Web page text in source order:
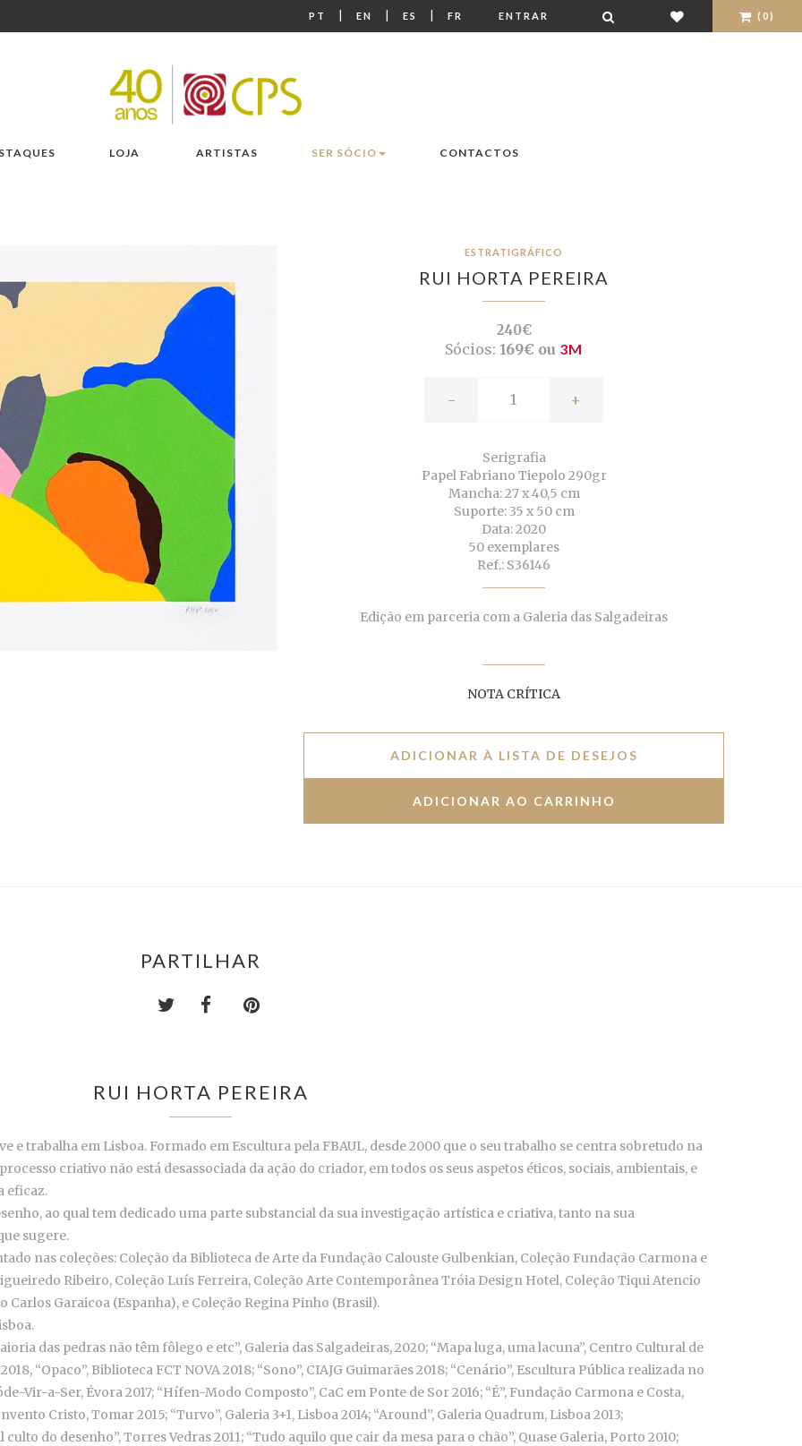
PT | EN | ES | FR ENTRAR (0)
LOJA ARTISTAS SER SÓCIO CONTACTOS
ESTRATIGRÁFICO
RUI HORTA PEREIRA
240€
Sócios: 169€ ou 3M
- +
Serigrafia
Papel Fabriano Tiepolo 290gr
Mancha: 27 x 40,5 cm
Suporte: 35 x 50 cm
Data: 2020
50 exemplares
Ref.: S36146
Edição em parceria com a Galeria das Salgadeiras
NOTA CRÍTICA
ADICIONAR À LISTA DE DESEJOS
PARTILHAR
RUI HORTA PEREIRA
e trabalha em Lisboa. Formado em Escultura pela FBAUL, desde 2000 que o seu trabalho se centra sobretudo na
criativo não está desassociada da ação do criador, em todos os seus aspetos éticos, sociais, ambientais, e
eficaz.
ao qual tem dedicado uma parte substancial da sua investigação artística e criativa, tanto na sua
sugere.
nas coleções: Coleção da Biblioteca de Arte da Fundação Calouste Gulbenkian, Coleção Fundação Carmona e
Ribeiro, Coleção Luís Ferreira, Coleção Arte Contemporânea Tróia Design Hotel, Coleção Tiqui Atencio
Carlos Garaicoa (Espanha), e Coleção Regina Pinho (Brasil).
das pedras não têm fôlego e etc”, Galeria das Salgadeiras, 2020; “Mapa luga, uma lacuna”, Centro Cultural de
“Opaco”, Biblioteca FCT NOVA 2018; “Sono”, CIAJG Guimarães 2018; “Cenário”, Escultura Pública realizada no
Vir-a-Ser, Évora 2017; “Hífen-Modo Composto”, CaC em Ponte de Sor 2016; “É”, Fundação Carmona e Costa,
Cristo, Tomar 2015; “Turvo”, Galeria 3+1, Lisboa 2014; “Around”, Galeria Quadrum, Lisboa 2013;
culto do desenho”, Torres Vedras 2011; “Tudo aquilo que cair da mesa para o chão”, Quase Galeria, Porto 2010;